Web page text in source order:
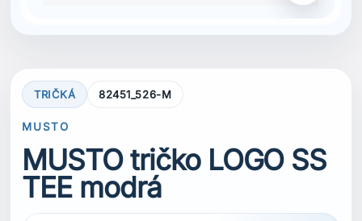
TRIČKÁ 82451_526-M
MUSTO
MUSTO tričko LOGO SS
TEE modrá